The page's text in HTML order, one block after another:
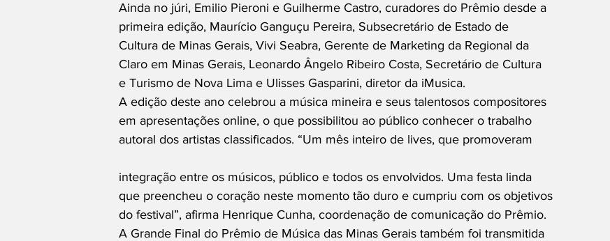
Ainda no júri, Emilio Pieroni e Guilherme Castro, curadores do Prêmio desde a
primeira edição, Maurício Ganguçu Pereira, Subsecretário de Estado de
Cultura de Minas Gerais, Vivi Seabra, Gerente de Marketing da Regional da
Claro em Minas Gerais, Leonardo Ângelo Ribeiro Costa, Secretário de Cultura
e Turismo de Nova Lima e Ulisses Gasparini, diretor da iMusica.
A edição deste ano celebrou a música mineira e seus talentosos compositores
em apresentações online, o que possibilitou ao público conhecer o trabalho
autoral dos artistas classificados. “Um mês inteiro de lives, que promoveram
integração entre os músicos, público e todos os envolvidos. Uma festa linda
que preencheu o coração neste momento tão duro e cumpriu com os objetivos
do festival”, afirma Henrique Cunha, coordenação de comunicação do Prêmio.
A Grande Final do Prêmio de Música das Minas Gerais também foi transmitida